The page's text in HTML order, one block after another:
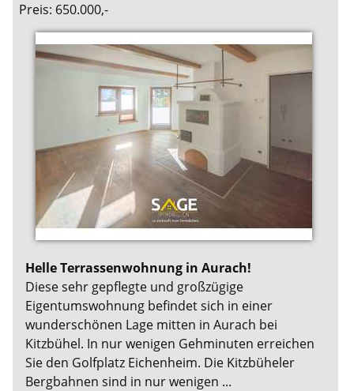
Preis: 650.000,-
Helle Terrassenwohnung in Aurach!
Diese sehr gepflegte und großzügige
Eigentumswohnung befindet sich in einer
wunderschönen Lage mitten in Aurach bei
Kitzbühel. In nur wenigen Gehminuten erreichen
Sie den Golfplatz Eichenheim. Die Kitzbüheler
Bergbahnen sind in nur wenigen ...